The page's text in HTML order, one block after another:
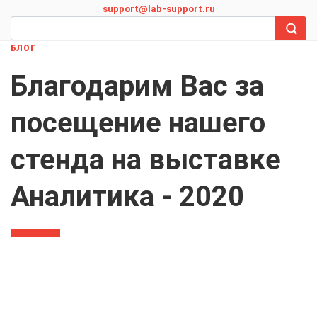
support@lab-support.ru
БЛОГ
Благодарим Вас за
посещение нашего
стенда на выставке
Аналитика - 2020